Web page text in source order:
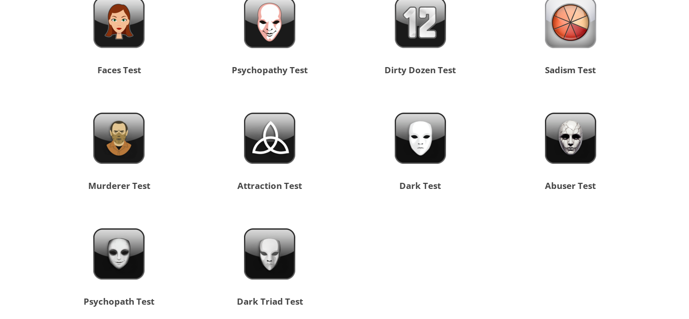
Faces Test Psychopathy Test Dirty Dozen Test Sadism Test
Murderer Test Attraction Test Dark Test Abuser Test
Psychopath Test Dark Triad Test